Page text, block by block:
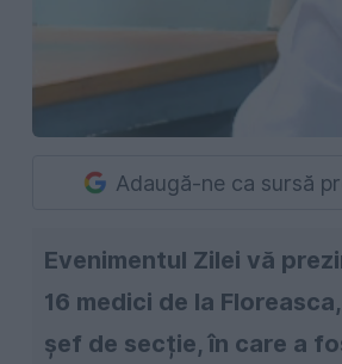
Adaugă-ne ca sursă
Evenimentul Zilei vă
16 medici de la
șef de secție, în care a